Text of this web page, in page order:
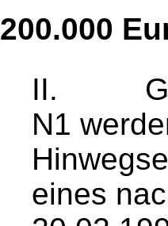
200.000
II.
N1
eines